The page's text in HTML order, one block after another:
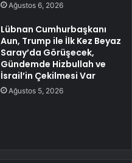
Ağustos 6, 2026
Lübnan Cumhurbaşkanı
Aun, Trump ile İlk Kez Beyaz
Saray’da Görüşecek,
Gündemde Hizbullah ve
İsrail’in Çekilmesi Var
Ağustos 5, 2026